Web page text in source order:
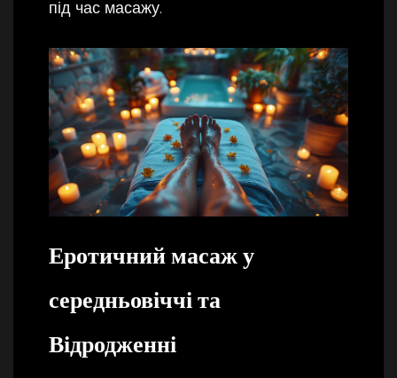
під час масажу.
Еротичний масаж у
середньовіччі та
Відродженні